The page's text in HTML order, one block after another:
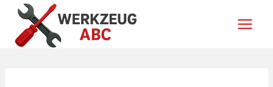
Zum
Inhalt
springen